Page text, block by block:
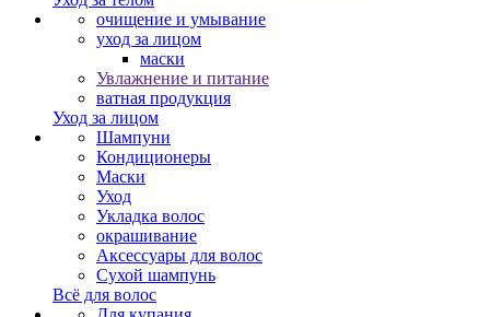
очищение и умывание
уход за лицом
маски
Увлажнение и питание
ватная продукция
Уход за лицом
Шампуни
Кондиционеры
Маски
Уход
Укладка волос
окрашивание
Аксессуары для волос
Сухой шампунь
Всё для волос